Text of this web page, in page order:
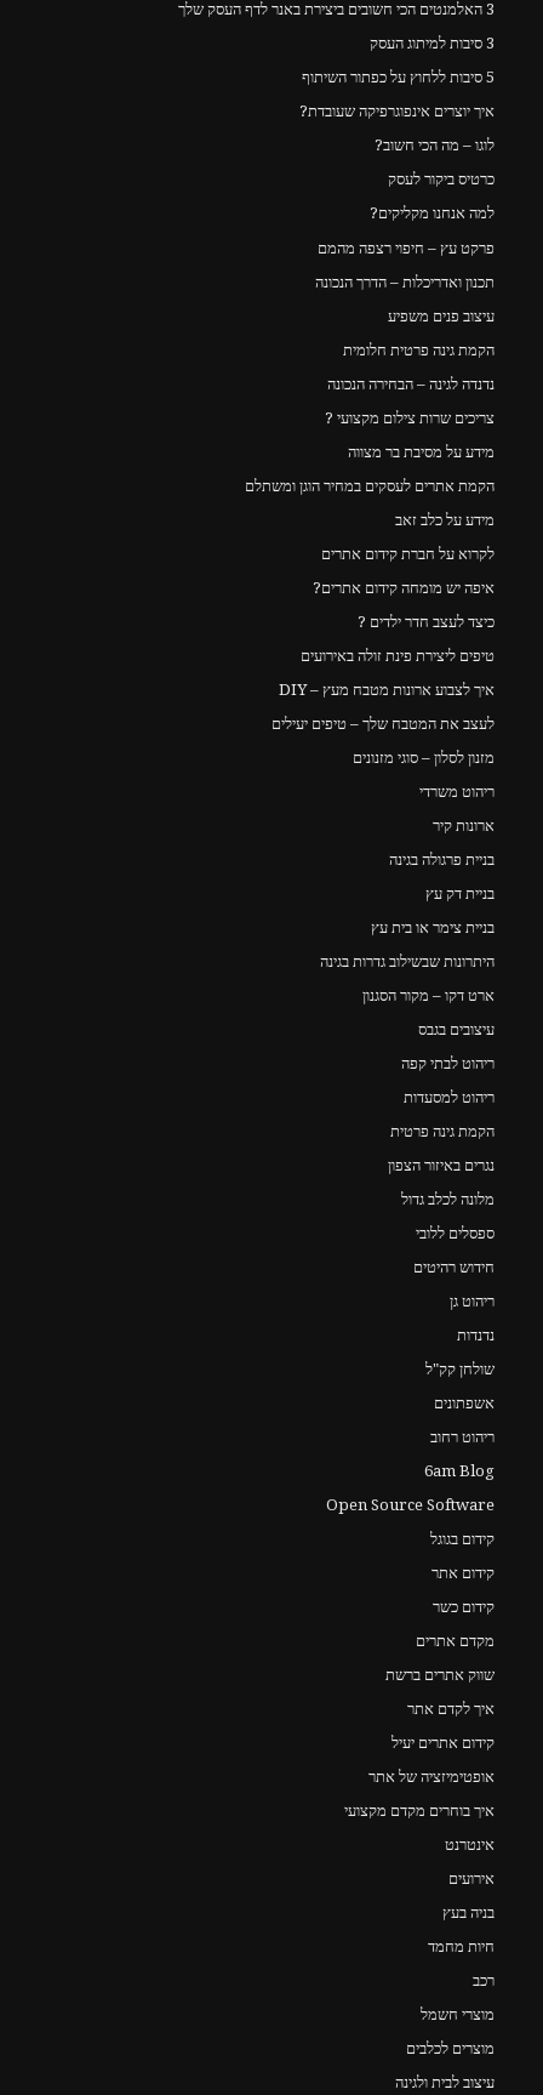
3 האלמנטים הכי חשובים ביצירת באנר לדף העסק שלך
3 סיבות למיתוג העסק
5 סיבות ללחוץ על כפתור השיתוף
איך יוצרים אינפוגרפיקה שעובדת?
לוגו – מה הכי חשוב?
כרטיס ביקור לעסק
למה אנחנו מקליקים?
פרקט עץ – חיפוי רצפה מהמם
תכנון ואדריכלות – הדרך הנכונה
עיצוב פנים משפיע
הקמת גינה פרטית חלומית
נדנדה לגינה – הבחירה הנכונה
צריכים שרות צילום מקצועי ?
מידע על מסיבת בר מצווה
הקמת אתרים לעסקים במחיר הוגן ומשתלם
מידע על כלב זאב
לקרוא על חברת קידום אתרים
איפה יש מומחה קידום אתרים?
כיצד לעצב חדר ילדים ?
טיפים ליצירת פינת זולה באירועים
איך לצבוע ארונות מטבח מעץ – DIY
לעצב את המטבח שלך – טיפים יעילים
מזנון לסלון – סוגי מזנונים
ריהוט משרדי
ארונות קיר
בניית פרגולה בגינה
בניית דק עץ
בניית צימר או בית עץ
היתרונות שבשילוב גדרות בגינה
ארט דקו – מקור הסגנון
עיצובים בגבס
ריהוט לבתי קפה
ריהוט למסעדות
הקמת גינה פרטית
נגרים באיזור הצפון
מלונה לכלב גדול
ספסלים ללובי
חידוש רהיטים
ריהוט גן
נדנדות
שולחן קק"ל
אשפתונים
ריהוט רחוב
6am Blog
Open Source Software
קידום בגוגל
קידום אתר
קידום כשר
מקדם אתרים
שווק אתרים ברשת
איך לקדם אתר
קידום אתרים יעיל
אופטימיזציה של אתר
איך בוחרים מקדם מקצועי
אינטרנט
אירועים
בניה בעץ
חיות מחמד
רכב
מוצרי חשמל
מוצרים לכלבים
עיצוב לבית ולגינה